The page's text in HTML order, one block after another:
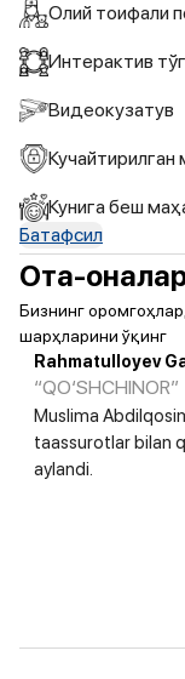
Олий тоифали
Интерактив
Видеокузатув
Кучайтирилган
Кунига беш
Батафсил
Ота-
Бизнинг
шарҳларини ўқинг
Rahmatulloyev
“QO‘SHCHINOR”
Muslima
taassurotlar bilan
aylandi.